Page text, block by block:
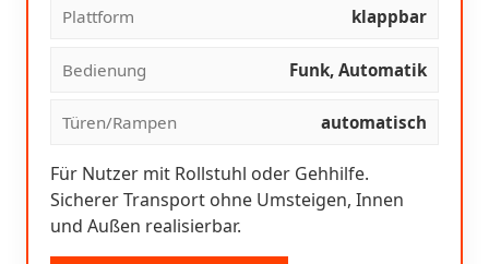
Plattform klappbar
Bedienung Funk, Automatik
Türen/Rampen automatisch
Für Nutzer mit Rollstuhl oder Gehhilfe.
Sicherer Transport ohne Umsteigen, Innen
und Außen realisierbar.